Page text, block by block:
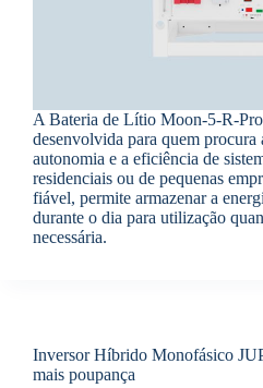
A Bateria de Lítio Moon-5-R-
desenvolvida para quem procura
autonomia e a eficiência de
residenciais ou de pequenas
fiável, permite armazenar a
durante o dia para utilização
necessária.
Inversor Híbrido Monofásico
mais poupança